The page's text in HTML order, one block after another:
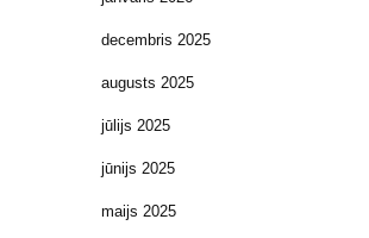
decembris 2025
augusts 2025
jūlijs 2025
jūnijs 2025
maijs 2025